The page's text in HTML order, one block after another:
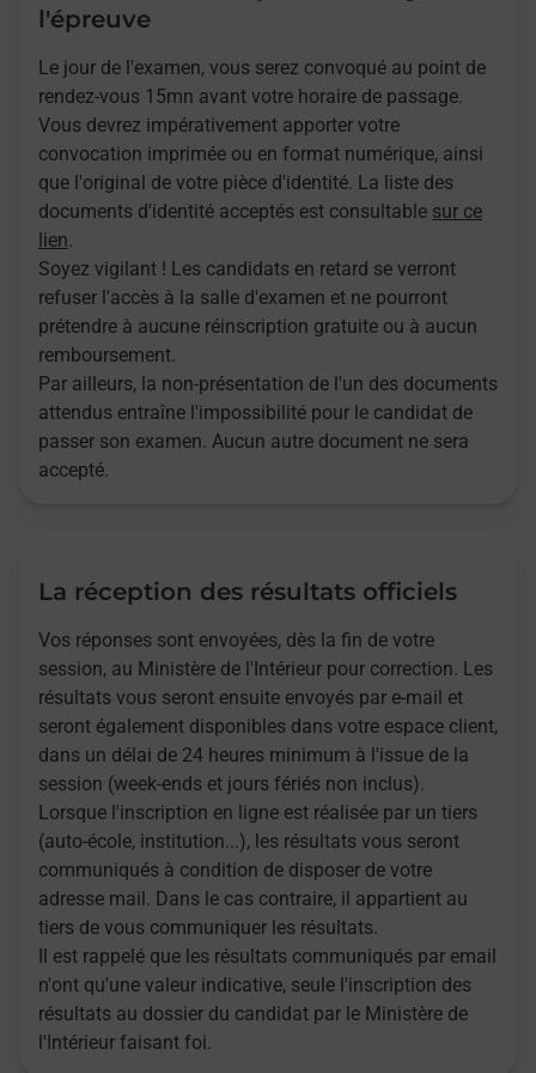
l'épreuve
Le jour de l'examen, vous serez convoqué au point de
rendez-vous 15mn avant votre horaire de passage.
Vous devrez impérativement apporter votre
convocation imprimée ou en format numérique, ainsi
que l'original de votre pièce d'identité. La liste des
documents d'identité acceptés est consultable sur ce
lien.
Soyez vigilant ! Les candidats en retard se verront
refuser l'accès à la salle d'examen et ne pourront
prétendre à aucune réinscription gratuite ou à aucun
remboursement.
Par ailleurs, la non-présentation de l'un des documents
attendus entraîne l'impossibilité pour le candidat de
passer son examen. Aucun autre document ne sera
accepté.
La réception des résultats officiels
Vos réponses sont envoyées, dès la fin de votre
session, au Ministère de l'Intérieur pour correction. Les
résultats vous seront ensuite envoyés par e-mail et
seront également disponibles dans votre espace client,
dans un délai de 24 heures minimum à l'issue de la
session (week-ends et jours fériés non inclus).
Lorsque l'inscription en ligne est réalisée par un tiers
(auto-école, institution...), les résultats vous seront
communiqués à condition de disposer de votre
adresse mail. Dans le cas contraire, il appartient au
tiers de vous communiquer les résultats.
Il est rappelé que les résultats communiqués par email
n'ont qu'une valeur indicative, seule l'inscription des
résultats au dossier du candidat par le Ministère de
l'Intérieur faisant foi.